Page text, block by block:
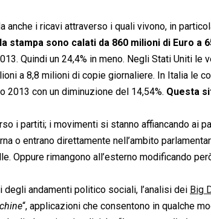
anche i ricavi attraverso i quali vivono, in
stampa sono calati da 860 milioni di Euro a
Quindi un 24,4% in meno. Negli Stati Uniti le
a 8,8 milioni di copie giornaliere. In Italia le
2013 con un diminuzione del 14,54%. Questa
i partiti; i movimenti si stanno affiancando ai
o entrano direttamente nell’ambito
Oppure rimangono all’esterno modificando
andamenti politico sociali, l’analisi dei Big
“, applicazioni che consentono in qualche